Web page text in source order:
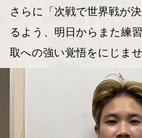
さらに「次戦で世界戦が
るよう、明日からまた練
取への強い覚悟をにじませ